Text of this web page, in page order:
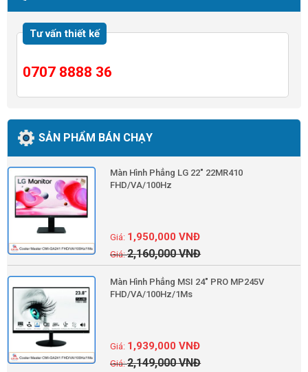
Tư vấn thiết kế
0707 8888 36
SẢN PHẨM BÁN CHẠY
Màn Hình Phẳng LG 22" 22MR410
FHD/VA/100Hz
2,160,000VNĐ
1,950,000VNĐ
Màn Hình Phẳng MSI 24" PRO MP245V
FHD/VA/100Hz/1Ms
2,149,000VNĐ
1,939,000VNĐ